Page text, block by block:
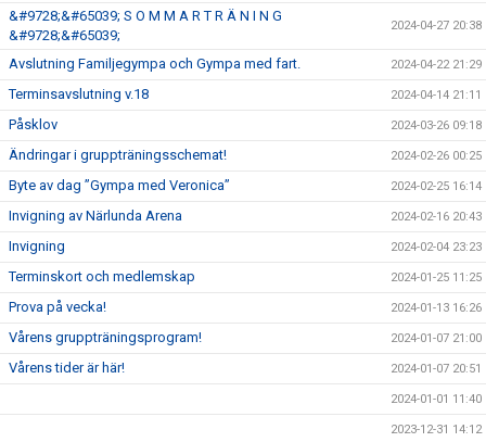
&#9728;&#65039; S O M M A R T R Ä N I N G
&#9728;&#65039;
2024-04-27 20:38
Avslutning Familjegympa och Gympa med fart. 2024-04-22 21:29
Terminsavslutning v.18 2024-04-14 21:11
Påsklov 2024-03-26 09:18
Ändringar i gruppträningsschemat! 2024-02-26 00:25
Byte av dag ”Gympa med Veronica” 2024-02-25 16:14
Invigning av Närlunda Arena 2024-02-16 20:43
Invigning 2024-02-04 23:23
Terminskort och medlemskap 2024-01-25 11:25
Prova på vecka! 2024-01-13 16:26
Vårens gruppträningsprogram! 2024-01-07 21:00
Vårens tider är här! 2024-01-07 20:51
2024-01-01 11:40
2023-12-31 14:12